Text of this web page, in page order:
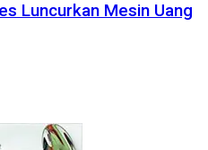
Luncurkan Mesin Uang